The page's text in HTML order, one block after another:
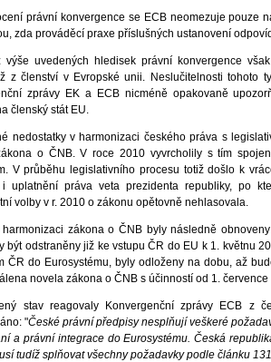
právní konvergence se ECB neomezuje pouze
zda prováděcí praxe příslušných ustanovení
výše uvedených hledisek právní konvergence
z členství v Evropské unii. Neslučitelnosti tohoto
zprávy EK a ECB nicméně opakovaně
členský stát EU.
nedostatky v harmonizaci českého práva s
o ČNB. V roce 2010 vyvrcholily s tím
V průběhu legislativního procesu totiž došlo k
i uplatnění práva veta prezidenta republiky, po
volby v r. 2010 o zákonu opětovně nehlasovala.
zákona o ČNB byly následně
být odstraněny již ke vstupu ČR do EU k 1. květnu
ČR do Eurosystému, byly odloženy na dobu, až
novela zákona o ČNB s účinností od 1. července
stav reagovaly Konvergenční zprávy ECB
"České právní předpisy nesplňují veškeré
a právní integrace do Eurosystému. Česká
tudíž splňovat všechny požadavky podle článku